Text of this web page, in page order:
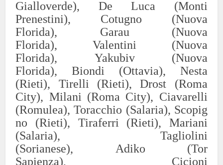
Gialloverde), De Luca (Monti
Prenestini), Cotugno (Nuova
Florida),
Garau (Nuova
Florida), Valentini (Nuova
Florida),
Yakubiv(Nuova
Florida),Biondi (Ottavia), Nesta
(Rieti), Tirelli (Rieti),Drost (Roma
City), Milani (Roma City), Ciavarelli
(Romulea), Toracchio (Salaria), Scopig
no (Rieti),
Tiraferri (Rieti), Mariani
(Salaria), Tagliolini
(Sorianese), Adiko (Tor
Sapienza), Cicioni